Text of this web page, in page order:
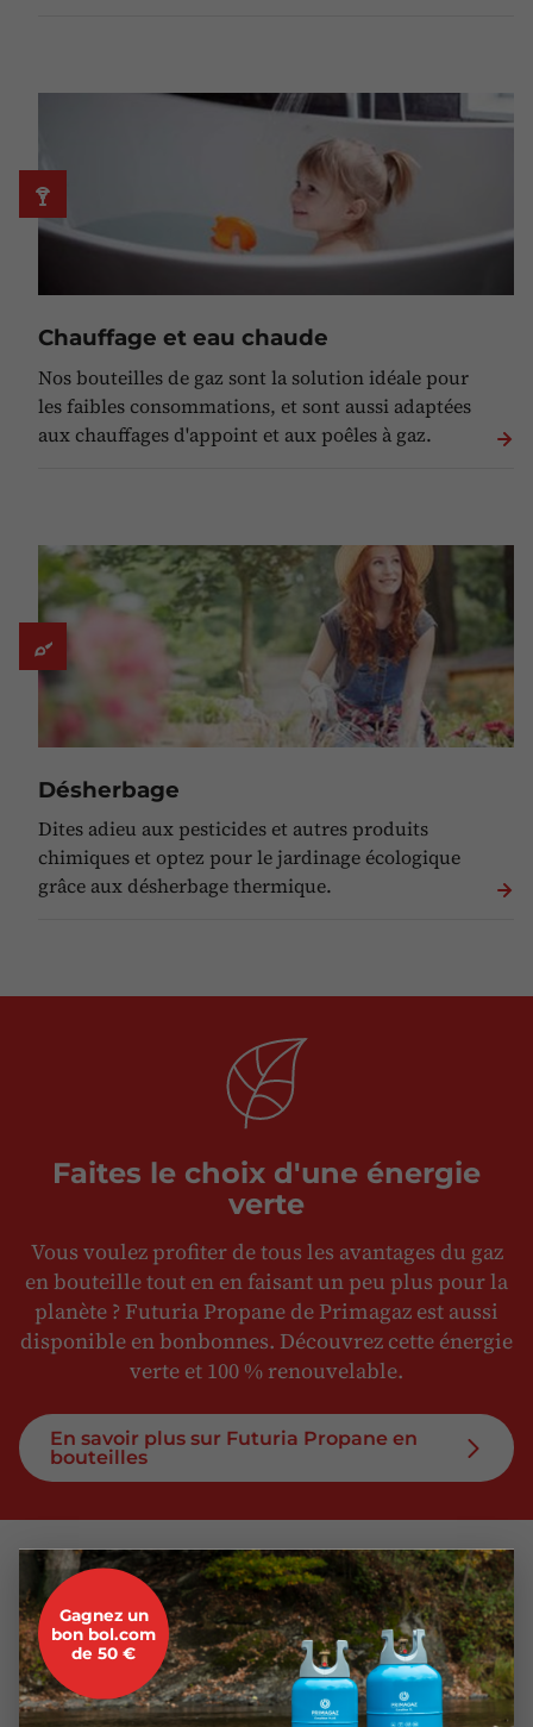
✕
Gagnez un
bon bol.com
de 50 €
Chauffage et eau chaude
Nos bouteilles de gaz sont la solution idéale pour
les faibles consommations, et sont aussi adaptées
aux chauffages d'appoint et aux poêles à gaz.
Désherbage
Dites adieu aux pesticides et autres produits
chimiques et optez pour le jardinage écologique
grâce aux désherbage thermique.
Faites le choix d'une énergie
verte
Vous voulez profiter de tous les avantages du gaz
en bouteille tout en en faisant un peu plus pour la
planète ? Futuria Propane de Primagaz est aussi
disponible en bonbonnes. Découvrez cette énergie
verte et 100 % renouvelable.
En savoir plus sur Futuria Propane en
bouteilles
Toujours la bouteille de gaz
adaptée
Trouvez celle que vous cherchez dans notre vaste
assortiment.